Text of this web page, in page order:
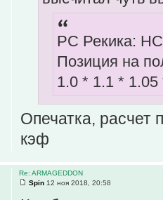
РС Рекика:
Позиция на
1.0 * 1.1 *
Опечатка, расчет
кэф
Re: ARMAGEDDON
Spin 12 ноя 2018, 20:58